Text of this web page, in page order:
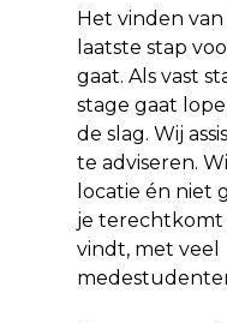
Het vinden
laatste stap
gaat. Als vast
stage gaat
de slag. Wij
te adviseren.
locatie én niet
je terechtkomt
vindt, met veel